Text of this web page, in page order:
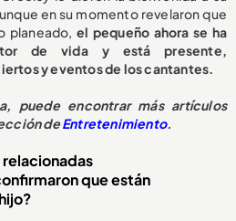
en su momento revelaron que
planeado,el pequeño ahora se ha
de vida y está presente,
y eventos de los cantantes.
puede encontrar más artículos
deEntretenimiento.
que están